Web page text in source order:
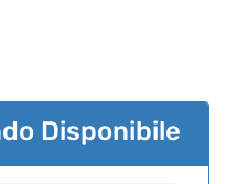
Disponibile